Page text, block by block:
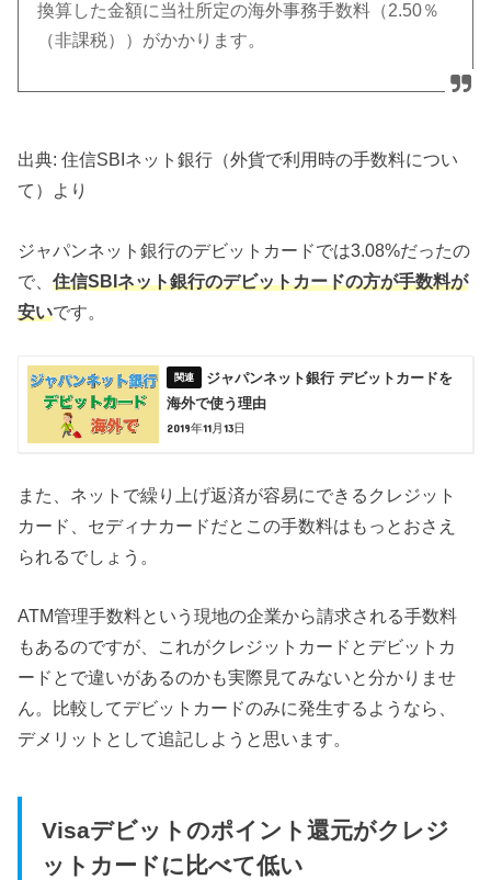
換算した金額に当社所定の海外事務手数料（2.50％
（非課税））がかかります。
出典: 住信SBIネット銀行（外貨で利用時の手数料につい
て）より
ジャパンネット銀行のデビットカードでは3.08%だったの
で、住信SBIネット銀行のデビットカードの方が手数料が
安いです。
ジャパンネット銀行 デビットカードを
海外で使う理由
2019年11月13日
また、ネットで繰り上げ返済が容易にできるクレジット
カード、セディナカードだとこの手数料はもっとおさえ
られるでしょう。
ATM管理手数料という現地の企業から請求される手数料
もあるのですが、これがクレジットカードとデビットカ
ードとで違いがあるのかも実際見てみないと分かりませ
ん。比較してデビットカードのみに発生するようなら、
デメリットとして追記しようと思います。
Visaデビットのポイント還元がクレジ
ットカードに比べて低い